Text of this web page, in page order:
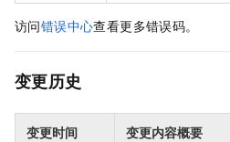
访问错误中心查看更多错误码。
变更历史
变更时间 变更内容概要